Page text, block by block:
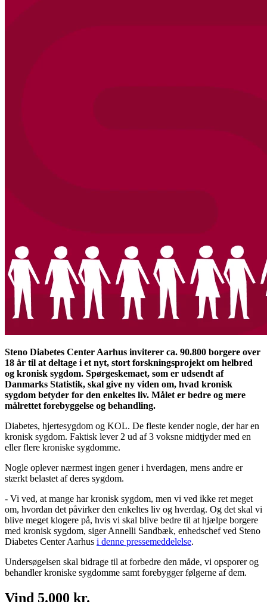
Steno Diabetes Center Aarhus inviterer ca. 90.800 borgere over
18 år til at deltage i et nyt, stort forskningsprojekt om helbred
og kronisk sygdom. Spørgeskemaet, som er udsendt af
Danmarks Statistik, skal give ny viden om, hvad kronisk
sygdom betyder for den enkeltes liv. Målet er bedre og mere
målrettet forebyggelse og behandling.
Diabetes, hjertesygdom og KOL. De fleste kender nogle, der har en
kronisk sygdom. Faktisk lever 2 ud af 3 voksne midtjyder med en
eller flere kroniske sygdomme.
Nogle oplever nærmest ingen gener i hverdagen, mens andre er
stærkt belastet af deres sygdom.
- Vi ved, at mange har kronisk sygdom, men vi ved ikke ret meget
om, hvordan det påvirker den enkeltes liv og hverdag. Og det skal vi
blive meget klogere på, hvis vi skal blive bedre til at hjælpe borgere
med kronisk sygdom, siger Annelli Sandbæk, enhedschef ved Steno
Diabetes Center Aarhus i denne pressemeddelelse.
Undersøgelsen skal bidrage til at forbedre den måde, vi opsporer og
behandler kroniske sygdomme samt forebygger følgerne af dem.
Vind 5.000 kr.